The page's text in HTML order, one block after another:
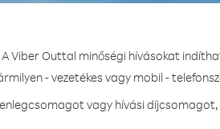
A Viber Outtal minőségi hívásokat
- vezetékes vagy mobil -
vagy hívási